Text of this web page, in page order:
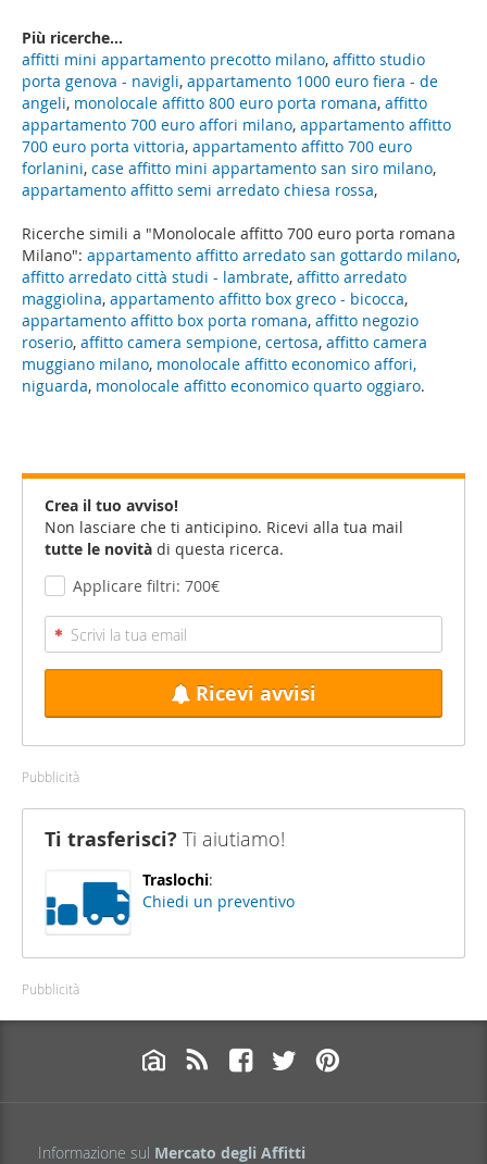
Ricerche simili a "Monolocale affitto 700 euro porta romana
Milano": appartamento affitto arredato san gottardo milano,
affitto arredato città studi - lambrate, affitto arredato
maggiolina, appartamento affitto box greco - bicocca,
appartamento affitto box porta romana, affitto negozio
roserio, affitto camera sempione, certosa, affitto camera
muggiano milano, monolocale affitto economico affori,
niguarda, monolocale affitto economico quarto oggiaro.
Più ricerche...
affitti mini appartamento precotto milano, affitto studio
porta genova - navigli, appartamento 1000 euro fiera - de
angeli, monolocale affitto 800 euro porta romana, affitto
appartamento 700 euro affori milano, appartamento affitto
700 euro porta vittoria, appartamento affitto 700 euro
forlanini, case affitto mini appartamento san siro milano,
appartamento affitto semi arredato chiesa rossa,
Crea il tuo avviso!
Non lasciare che ti anticipino. Ricevi alla tua mail
tutte le novità di questa ricerca.
Applicare filtri: 700€
Ricevi avvisi
Pubblicità
Ti trasferisci? Ti aiutiamo!
Traslochi:
Chiedi un preventivo
Pubblicità
Informazione sul Mercato degli Affitti